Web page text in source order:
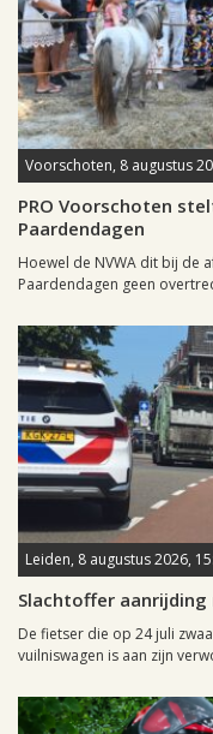
Voorschoten, 8 augustus
PRO Voorschoten
Paardendagen
Hoewel de NVWA dit bij de
Paardendagen geen
Leiden, 8 augustus 2026,
Slachtoffer
De fietser die op 24 juli
vuilniswagen is aan zijn